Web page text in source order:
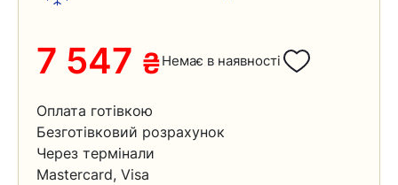
7 547 ₴Немає в наявності
Оплата готівкою
Безготівковий розрахунок
Через термінали
Mastercard, Visa